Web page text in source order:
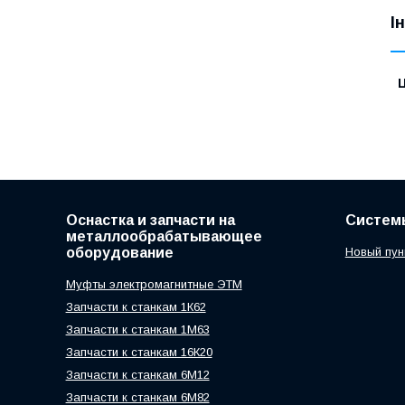
Оснастка и запчасти на
металлообрабатывающее
оборудование
Муфты электромагнитные ЭТМ
Запчасти к станкам 1К62
Запчасти к станкам 1М63
Запчасти к станкам 16К20
Запчасти к станкам 6М12
Запчасти к станкам 6М82
Новый